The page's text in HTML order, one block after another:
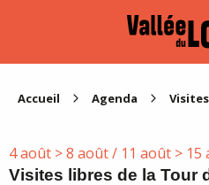
Accueil Agenda
4 août > 8 août / 11 août > 15
Visites libres de la Tour